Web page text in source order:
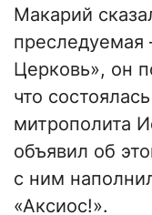
Макарий
преследуемая
Церковь», он
что
митрополита
объявил об
с ним
«Аксиос!».